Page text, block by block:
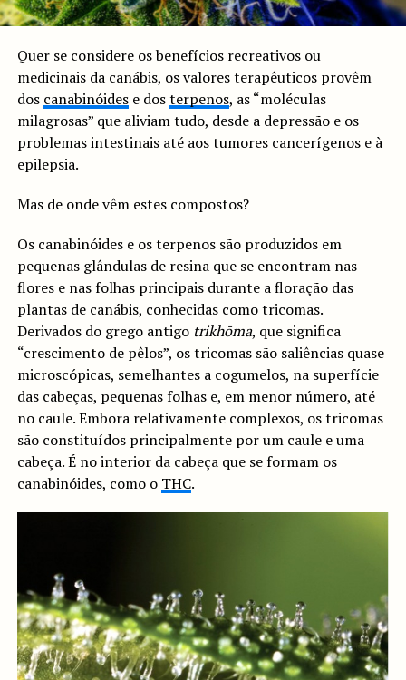
Quer se considere os benefícios recreativos ou
medicinais da canábis, os valores terapêuticos provêm
dos canabinóidese dosterpenos, as “moléculas
milagrosas” que aliviam tudo, desde a depressão e os
problemas intestinais até aos tumores cancerígenos e à
epilepsia.
Mas de onde vêm estes compostos?
Os canabinóides e os terpenos são produzidos em
pequenas glândulas de resina que se encontram nas
flores e nas folhas principais durante a floração das
plantas de canábis, conhecidas como tricomas.
Derivados do grego antigo trikhōma, que significa
“crescimento de pêlos”, os tricomas são saliências quase
microscópicas, semelhantes a cogumelos, na superfície
das cabeças, pequenas folhas e, em menor número, até
no caule. Embora relativamente complexos, os tricomas
são constituídos principalmente por um caule e uma
cabeça. É no interior da cabeça que se formam os
canabinóides, como o THC.